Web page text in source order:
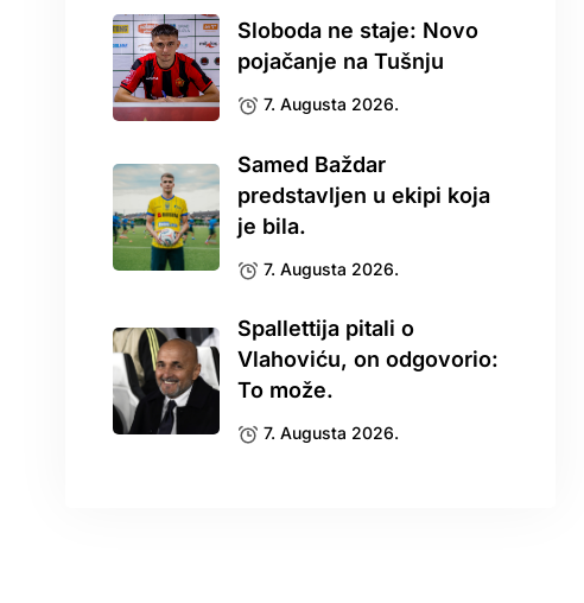
Sloboda ne staje: Novo
pojačanje na Tušnju
7. Augusta 2026.
Samed Baždar
predstavljen u ekipi koja
je bila.
7. Augusta 2026.
Spallettija pitali o
Vlahoviću, on odgovorio:
To može.
7. Augusta 2026.